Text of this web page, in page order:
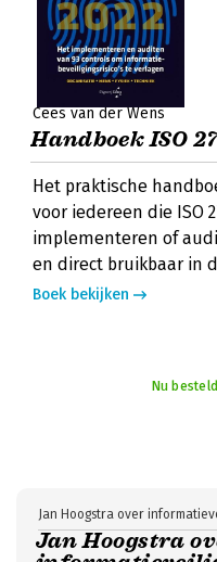
Cees van der Wens
Handboek ISO
Het praktische
voor iedereen die ISO
implementeren of
en direct bruikbaar in
Boek bekijken
Nu
Jan Hoogstra
Jan Hoogstra over